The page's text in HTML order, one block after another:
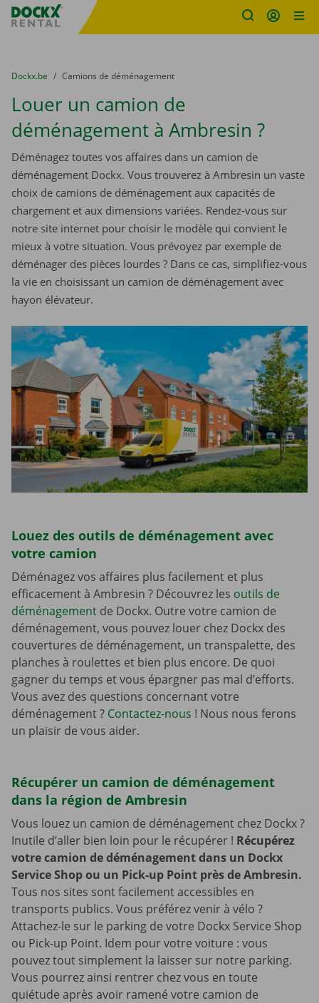
sitename
You are here:
du
Dockx.be to
Camions de déménagement
Louer un camion de
déménagement à Ambresin ?
Déménagez toutes vos affaires dans un camion de
déménagement Dockx. Vous trouverez à Ambresin un vaste
choix de camions de déménagement aux capacités de
chargement et aux dimensions variées. Rendez-vous sur
notre site internet pour choisir le modèle qui convient le
mieux à votre situation. Vous prévoyez par exemple de
déménager des pièces lourdes ? Dans ce cas, simplifiez-vous
la vie en choisissant un camion de déménagement avec
hayon élévateur.
Louez des outils de déménagement avec
votre camion
Déménagez vos affaires plus facilement et plus
efficacement à Ambresin ? Découvrez les outils de
déménagement de Dockx. Outre votre camion de
déménagement, vous pouvez louer chez Dockx des
couvertures de déménagement, un transpalette, des
planches à roulettes et bien plus encore. De quoi
gagner du temps et vous épargner pas mal d’efforts.
Vous avez des questions concernant votre
déménagement ? Contactez-nous ! Nous nous ferons
un plaisir de vous aider.
Récupérer un camion de déménagement
dans la région de Ambresin
Vous louez un camion de déménagement chez Dockx ?
Inutile d’aller bien loin pour le récupérer ! Récupérez
votre camion de déménagement dans un Dockx
Service Shop ou un Pick-up Point près de Ambresin.
Tous nos sites sont facilement accessibles en
transports publics. Vous préférez venir à vélo ?
Attachez-le sur le parking de votre Dockx Service Shop
ou Pick-up Point. Idem pour votre voiture : vous
pouvez tout simplement la laisser sur notre parking.
Vous pourrez ainsi rentrer chez vous en toute
quiétude après avoir ramené votre camion de